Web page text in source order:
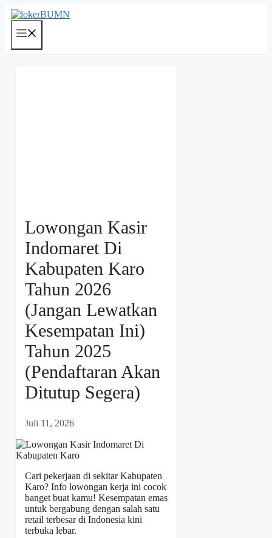
Langsung
ke
Lowongan Kasir
Indomaret Di
Kabupaten Karo
Tahun 2026
(Jangan Lewatkan
Kesempatan Ini)
Tahun 2025
(Pendaftaran Akan
Ditutup Segera)
Juli 11, 2026
Cari pekerjaan di sekitar Kabupaten
Karo? Info lowongan kerja ini cocok
banget buat kamu! Kesempatan emas
untuk bergabung dengan salah satu
retail terbesar di Indonesia kini
terbuka lebar.